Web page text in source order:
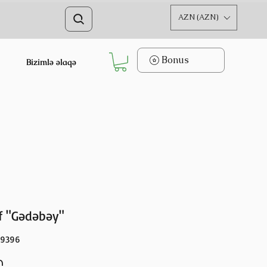
AZN (AZN)
Bizimlə əlaqə Bonus
"Gədəbəy"